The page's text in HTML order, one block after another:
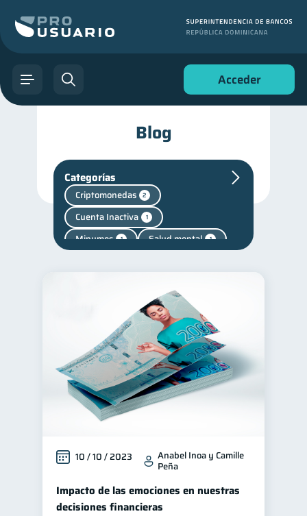
Acceder
Blog
Categorías
Criptomonedas 2
Cuenta Inactiva 1
Mipymes 1 Salud mental 1
Educación financiera
Finanzas para jóvenes 30
Control de deudas 30
Finanzas familiares 25
Inclusión financiera 22
Bienestar financiero
Seguridad financiera 13
Productos financieros
10 / 10 / 2023 Anabel Inoa y Camille
Peña
Impacto de las emociones en nuestras
decisiones financieras